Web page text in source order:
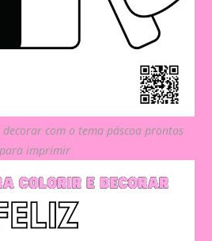
com o tema páscoa prontos
para imprimir